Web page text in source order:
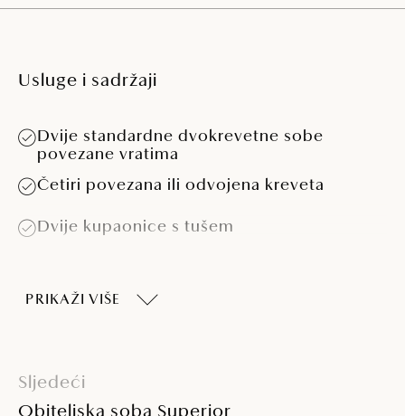
Usluge i sadržaji
Dvije standardne dvokrevetne sobe
povezane vratima
Četiri povezana ili odvojena kreveta
Dvije kupaonice s tušem
Hladnjak
PRIKAŽI VIŠE
Sljedeći
Obiteljska soba Superior